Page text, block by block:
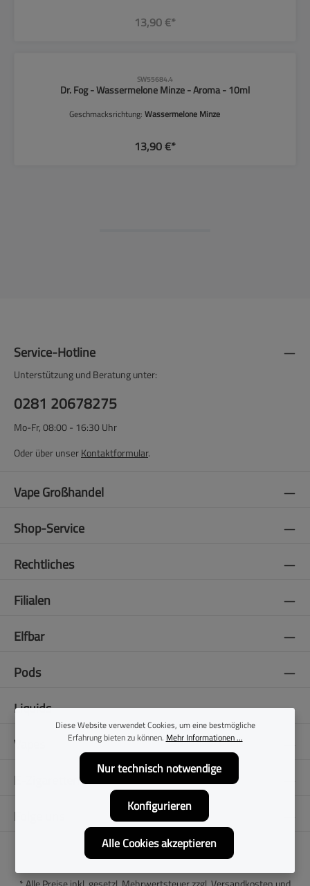
13,90 €*
SW55684.4
Dr. Fog - Wassermelone Minze - Aroma - 10ml
Geschmacksrichtung: Wassermelone Minze
13,90 €*
Service-Hotline
Unterstützung und Beratung unter:
0281 20678275
Mo-Fr, 08:00 - 16:30 Uhr
Oder über unserKontaktformular.
Vape Großhandel
Shop-Service
Rechtliches
Filialen
Elfbar
Pods
Liquids
Vapes
E-Zigaretten
Folge uns
Diese Website verwendet Cookies, um eine bestmögliche
Erfahrung bieten zu können. Mehr Informationen ...
Nur technisch notwendige
Konfigurieren
Alle Cookies akzeptieren